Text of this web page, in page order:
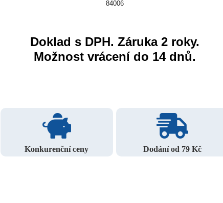
84006
Doklad s DPH. Záruka 2 roky.
Možnost vrácení do 14 dnů.
Konkurenční ceny Dodání od 79 Kč